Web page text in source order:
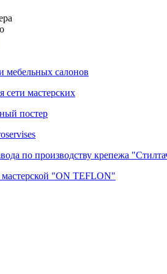
мебельных салонов
сети мастерских
постер
по производству крепежа
мастерской "ON TEFLON"